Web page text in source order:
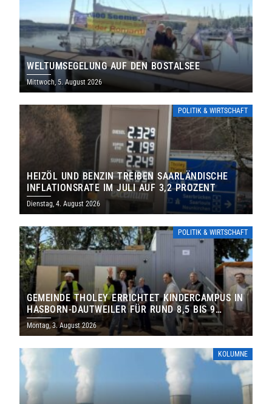
WELTUMSEGELUNG AUF DEN BOSTALSEE
Mittwoch, 5. August 2026
POLITIK & WIRTSCHAFT
HEIZÖL UND BENZIN TREIBEN SAARLÄNDISCHE
INFLATIONSRATE IM JULI AUF 3,2 PROZENT
Dienstag, 4. August 2026
POLITIK & WIRTSCHAFT
GEMEINDE THOLEY ERRICHTET KINDERCAMPUS IN
HASBORN-DAUTWEILER FÜR RUND 8,5 BIS 9
MILLIONEN EURO
Montag, 3. August 2026
KOLUMNE